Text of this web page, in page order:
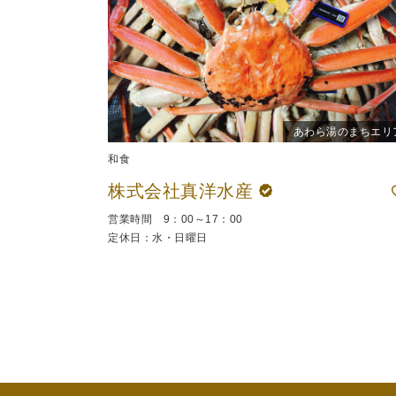
あわら湯のまちエリ
和食
株式会社真洋水産
営業時間 9：00～17：00
定休日：水・日曜日